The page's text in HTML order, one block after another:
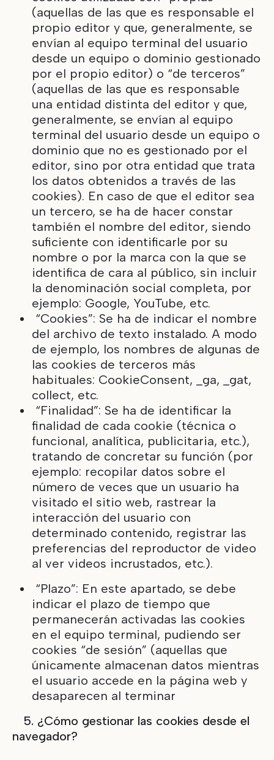
(aquellas de las que es responsable el
propio editor y que, generalmente, se
envían al equipo terminal del usuario
desde un equipo o dominio gestionado
por el propio editor) o “de terceros”
(aquellas de las que es responsable
una entidad distinta del editor y que,
generalmente, se envían al equipo
terminal del usuario desde un equipo o
dominio que no es gestionado por el
editor, sino por otra entidad que trata
los datos obtenidos a través de las
cookies). En caso de que el editor sea
un tercero, se ha de hacer constar
también el nombre del editor, siendo
suficiente con identificarle por su
nombre o por la marca con la que se
identifica de cara al público, sin incluir
la denominación social completa, por
ejemplo: Google, YouTube, etc.
“Cookies”: Se ha de indicar el nombre
del archivo de texto instalado. A modo
de ejemplo, los nombres de algunas de
las cookies de terceros más
habituales: CookieConsent, _ga, _gat,
collect, etc.
“Finalidad”: Se ha de identificar la
finalidad de cada cookie (técnica o
funcional, analítica, publicitaria, etc.),
tratando de concretar su función (por
ejemplo: recopilar datos sobre el
número de veces que un usuario ha
visitado el sitio web, rastrear la
interacción del usuario con
determinado contenido, registrar las
preferencias del reproductor de video
al ver videos incrustados, etc.).
“Plazo”: En este apartado, se debe
indicar el plazo de tiempo que
permanecerán activadas las cookies
en el equipo terminal, pudiendo ser
cookies “de sesión” (aquellas que
únicamente almacenan datos mientras
el usuario accede en la página web y
desaparecen al terminar
5. ¿Cómo gestionar las cookies desde el
navegador?